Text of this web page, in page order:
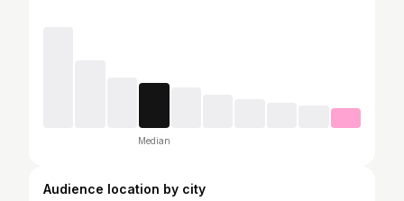
Median
Audience location by city